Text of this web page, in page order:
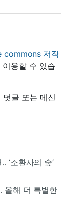
commons 저작
이용할 수 있습
덧글 또는 메신
‘소환사의 숲’
올해 더 특별한